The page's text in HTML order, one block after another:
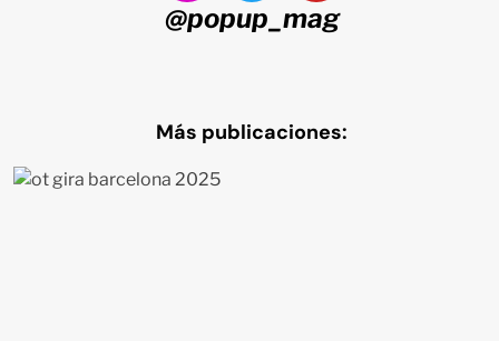
@popup_mag
Más publicaciones: